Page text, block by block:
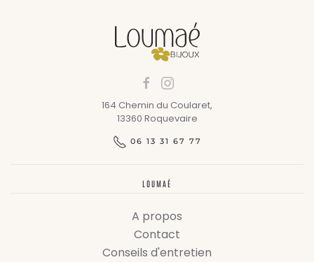
164 Chemin du Coularet,
13360 Roquevaire
06 13 31 67 77
LOUMAÉ
A propos
Contact
Conseils d'entretien